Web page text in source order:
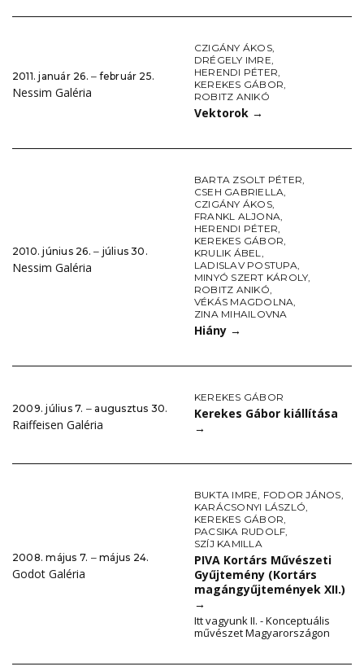
2011. január 26. ‒ február 25.
Nessim Galéria
CZIGÁNY ÁKOS,
DRÉGELY IMRE,
HERENDI PÉTER,
KEREKES GÁBOR,
ROBITZ ANIKÓ
Vektorok →
2010. június 26. ‒ július 30.
Nessim Galéria
BARTA ZSOLT PÉTER,
CSEH GABRIELLA,
CZIGÁNY ÁKOS,
FRANKL ALJONA,
HERENDI PÉTER,
KEREKES GÁBOR,
KRULIK ÁBEL,
LADISLAV POSTUPA,
MINYÓ SZERT KÁROLY,
ROBITZ ANIKÓ,
VÉKÁS MAGDOLNA,
ZINA MIHAILOVNA
Hiány →
2009. július 7. ‒ augusztus 30.
Raiffeisen Galéria
KEREKES GÁBOR
Kerekes Gábor kiállítása
→
2008. május 7. ‒ május 24.
Godot Galéria
BUKTA IMRE, FODOR JÁNOS,
KARÁCSONYI LÁSZLÓ,
KEREKES GÁBOR,
PACSIKA RUDOLF,
SZÍJ KAMILLA
PIVA Kortárs Művészeti
Gyűjtemény (Kortárs
magángyűjtemények XII.)
→
Itt vagyunk II. - Konceptuális
művészet Magyarországon